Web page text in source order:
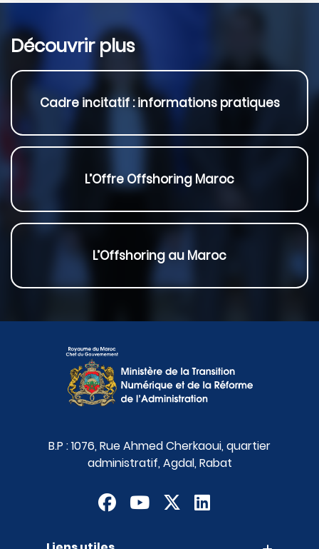
Découvrir plus
Cadre incitatif : informations pratiques
L’Offre Offshoring Maroc
L’Offshoring au Maroc
B.P : 1076, Rue Ahmed Cherkaoui, quartier
administratif, Agdal, Rabat